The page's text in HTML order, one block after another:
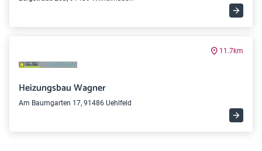
11.7km
Heizungsbau Wagner
Am Baumgarten 17, 91486 Uehlfeld